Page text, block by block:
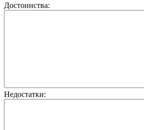
Достоинства:
Недостатки: